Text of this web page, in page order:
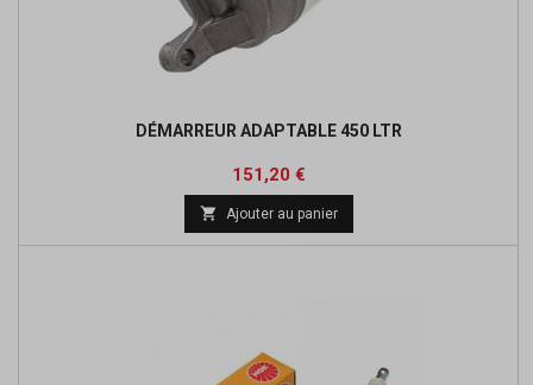
DÉMARREUR ADAPTABLE 450 LTR
Prix
151,20 €Prix
de
base
 Ajouter au panier